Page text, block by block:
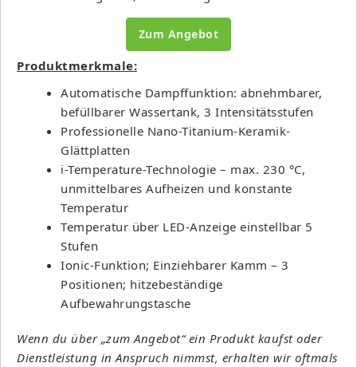
Zum Angebot
Produktmerkmale:
Automatische Dampffunktion: abnehmbarer,
befüllbarer Wassertank, 3 Intensitätsstufen
Professionelle Nano-Titanium-Keramik-
Glättplatten
i-Temperature-Technologie – max. 230 °C,
unmittelbares Aufheizen und konstante
Temperatur
Temperatur über LED-Anzeige einstellbar 5
Stufen
Ionic-Funktion; Einziehbarer Kamm – 3
Positionen; hitzebeständige
Aufbewahrungstasche
Wenn du über „zum Angebot“ ein Produkt kaufst oder
Dienstleistung in Anspruch nimmst, erhalten wir oftmals